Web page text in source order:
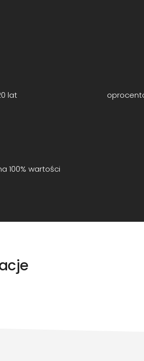
lat
100% wartości